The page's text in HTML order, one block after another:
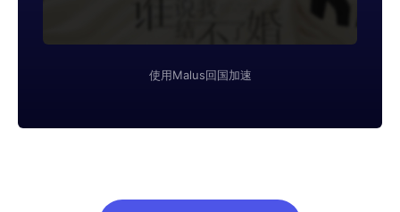
使用Malus回国加速